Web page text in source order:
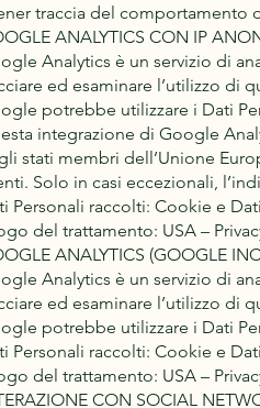
traccia del comportamento
ANALYTICS CON IP
Analytics è un servizio di
ed esaminare l’utilizzo di
potrebbe utilizzare i Dati
integrazione di Google
stati membri dell’Unione
Solo in casi eccezionali,
Personali raccolti: Cookie e
del trattamento: USA –
ANALYTICS (GOOGLE
Analytics è un servizio di
ed esaminare l’utilizzo di
potrebbe utilizzare i Dati
Personali raccolti: Cookie e
del trattamento: USA –
CON SOCIAL